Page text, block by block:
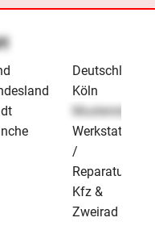
Deutschland
Köln
Musterstadt
Werkstatt
/
Reparatur
Kfz &
Zweirad